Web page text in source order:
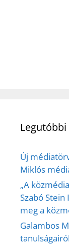
Új
Miklós
„A
Szabó
meg a
Galambos